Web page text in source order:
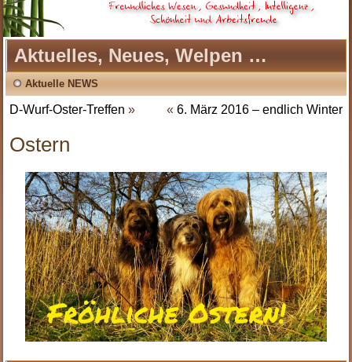
Aktuelles, Neues, Welpen …
Aktuelle NEWS
D-Wurf-Oster-Treffen » « 6. März 2016 – endlich Winter
Ostern